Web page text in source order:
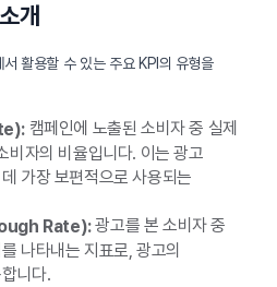
개
활용할 수 있는 주요 KPI의 유형을
캠페인에 노출된 소비자 중 실제
비자의 비율입니다. 이는 광고
가장 보편적으로 사용되는
Rate):광고를 본 소비자 중
나타내는 지표로, 광고의
니다.